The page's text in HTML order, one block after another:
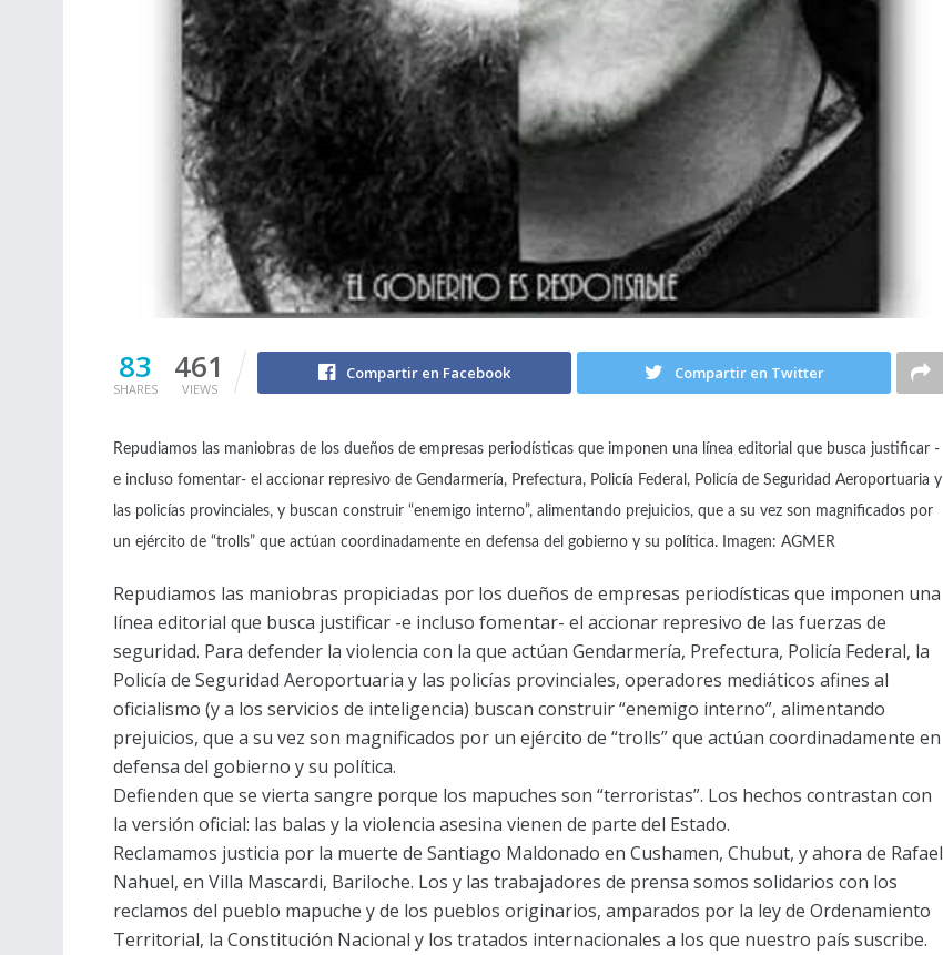
83
SHARES
461
VIEWS
Compartir en Facebook Compartir en Twitter
Repudiamos las maniobras de los dueños de empresas periodísticas que imponen una línea editorial que busca justificar -
e incluso fomentar- el accionar represivo de Gendarmería, Prefectura, Policía Federal, Policía de Seguridad Aeroportuaria y
las policías provinciales, y buscan construir “enemigo interno”, alimentando prejuicios, que a su vez son magnificados por
un ejército de “trolls” que actúan coordinadamente en defensa del gobierno y su política. Imagen: AGMER
Repudiamos las maniobras propiciadas por los dueños de empresas periodísticas que imponen una
línea editorial que busca justificar -e incluso fomentar- el accionar represivo de las fuerzas de
seguridad. Para defender la violencia con la que actúan Gendarmería, Prefectura, Policía Federal, la
Policía de Seguridad Aeroportuaria y las policías provinciales, operadores mediáticos afines al
oficialismo (y a los servicios de inteligencia) buscan construir “enemigo interno”, alimentando
prejuicios, que a su vez son magnificados por un ejército de “trolls” que actúan coordinadamente en
defensa del gobierno y su política.
Defienden que se vierta sangre porque los mapuches son “terroristas”. Los hechos contrastan con
la versión oficial: las balas y la violencia asesina vienen de parte del Estado.
Reclamamos justicia por la muerte de Santiago Maldonado en Cushamen, Chubut, y ahora de Rafael
Nahuel, en Villa Mascardi, Bariloche. Los y las trabajadores de prensa somos solidarios con los
reclamos del pueblo mapuche y de los pueblos originarios, amparados por la ley de Ordenamiento
Territorial, la Constitución Nacional y los tratados internacionales a los que nuestro país suscribe.